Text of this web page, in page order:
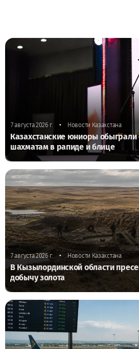
7 августа 2026 г. • Новости Казахстана
Казахстанские юниоры
шахматам в рапиде и блице
7 августа 2026 г. • Новости Казахстана
В Кызылординской области
добычу золота